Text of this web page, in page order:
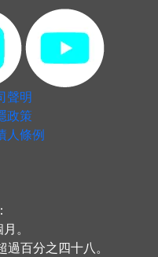
聲明
政策
人條例
。
百分之四十八。